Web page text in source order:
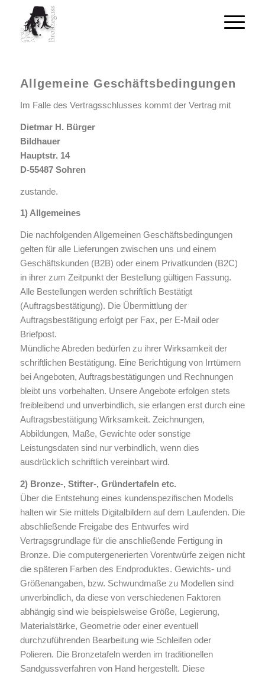
Allgemeine Geschäftsbedingungen
Im Falle des Vertragsschlusses kommt der Vertrag mit
Dietmar H. Bürger
Bildhauer
Hauptstr. 14
D-55487 Sohren
zustande.
1) Allgemeines
Die nachfolgenden Allgemeinen Geschäftsbedingungen
gelten für alle Lieferungen zwischen uns und einem
Geschäftskunden (B2B) oder einem Privatkunden (B2C)
in ihrer zum Zeitpunkt der Bestellung gültigen Fassung.
Alle Bestellungen werden schriftlich Bestätigt
(Auftragsbestätigung). Die Übermittlung der
Auftragsbestätigung erfolgt per Fax, per E-Mail oder
Briefpost.
Mündliche Abreden bedürfen zu ihrer Wirksamkeit der
schriftlichen Bestätigung. Eine Berichtigung von Irrtümern
bei Angeboten, Auftragsbestätigungen und Rechnungen
bleibt uns vorbehalten. Unsere Angebote erfolgen stets
freibleibend und unverbindlich, sie erlangen erst durch eine
Auftragsbestätigung Wirksamkeit. Zeichnungen,
Abbildungen, Maße, Gewichte oder sonstige
Leistungsdaten sind nur verbindlich, wenn dies
ausdrücklich schriftlich vereinbart wird.
2) Bronze-, Stifter-, Gründertafeln etc.
Über die Entstehung eines kundenspezifischen Modells
halten wir Sie mittels Digitalbildern auf dem Laufenden. Die
abschließende Freigabe des Entwurfes wird
Vertragsgrundlage für die anschließende Fertigung in
Bronze. Die computergenerierten Vorentwürfe zeigen nicht
die späteren Farben des Endproduktes. Gewichts- und
Größenangaben, bzw. Schwundmaße zu Modellen sind
unverbindlich, da diese von verschiedenen Faktoren
abhängig sind wie beispielsweise Größe, Legierung,
Materialstärke, Geometrie oder einer eventuell
durchzuführenden Bearbeitung wie Schleifen oder
Polieren. Die Bronzetafeln werden im traditionellen
Sandgussverfahren von Hand hergestellt. Diese